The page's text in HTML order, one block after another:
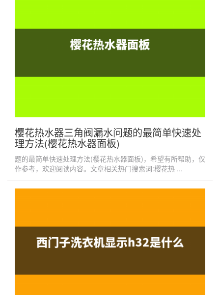
樱花热水器三角阀漏水问题的最简单快速处
理方法(樱花热水器面板)
题的最简单快速处理方法(樱花热水器面板)，希望有所帮助，仅
作参考，欢迎阅读内容。文章相关热门搜索词:樱花热 ...